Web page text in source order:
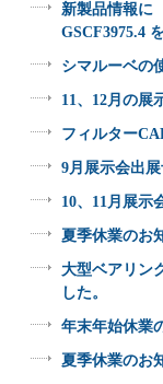
新製品情報に
GSCF3975.4
シマルーベの
11、12月の展
フィルター
9月展示会出
10、11月展示
夏季休業のお
大型ベアリン
した。
年末年始休業
夏季休業のお